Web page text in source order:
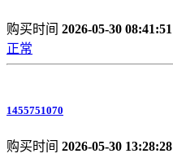
购买时间 2026-05-30 08:41:51
正常
1455751070
购买时间 2026-05-30 13:28:28